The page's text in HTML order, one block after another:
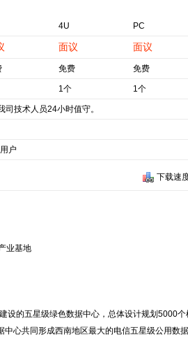
4U PC
面议 面议
免费 免费
1个 1个
技术人员24小时值守。
户
下载速
业基地
的五星级绿色数据中心，总体设计规划5000个
心共同形成西南地区最大的电信五星级公用数